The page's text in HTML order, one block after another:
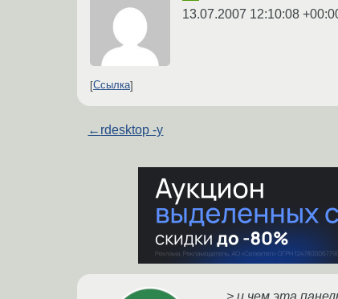
13.07.2007 12:10:08
Ссылка
← rdesktop -y
> и чем эта